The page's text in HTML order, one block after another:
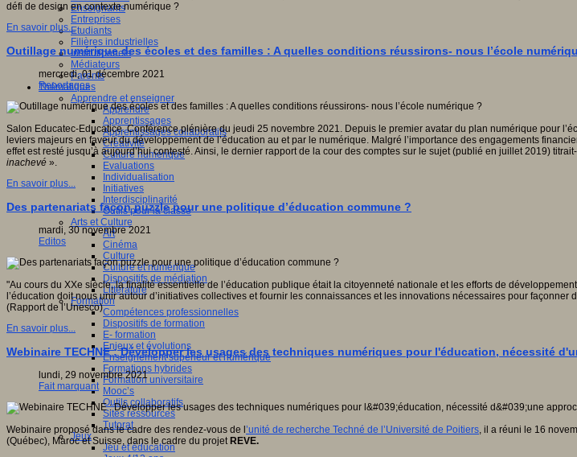
Enseignants
Entreprises
Etudiants
Filières industrielles
Institutionnels
Médiateurs
Parents
Thématiques
Apprendre et enseigner
Apprendre
Apprentissages
Apprentissages collaboratifs
Créativité
Culture numérique
Evaluations
Individualisation
Initiatives
Interdisciplinarité
Outils pour la classe
Arts et Culture
Art
Cinéma
Culture
Culture et numérique
Dispositifs de médiation
Littérature
Formation
Compétences professionnelles
Dispositifs de formation
E- formation
Enjeux et évolutions
Enseignement supérieur et numérique
Formations hybrides
Formation universitaire
Mooc’s
Outils collaboratifs
Sites ressources
Tutorat
Jeux
Jeu et éducation
défi de design en contexte numérique ?
En savoir plus...
Outillage numérique des écoles et des familles : A quelles conditions réussirons- nous l’école
mercredi, 01 décembre 2021
Reportages
Salon Educatec-Educatice. Conférence plénière du jeudi 25 novembre 2021. Depuis le premier avatar du plan numérique pour
leviers majeurs en faveur du développement de l’éducation au et par le numérique. Malgré l’importance des engagements
effet est resté jusqu’à aujourd’hui contesté. Ainsi, le dernier rapport de la cour des comptes sur le sujet (publié en juillet 2019)
inachevé ».
En savoir plus...
Des partenariats façon puzzle pour une politique d’éducation commune ?
mardi, 30 novembre 2021
Editos
"Au cours du XXe siècle, la finalité essentielle de l’éducation publique était la citoyenneté nationale et les efforts de
l’éducation doit nous unir autour d’initiatives collectives et fournir les connaissances et les innovations nécessaires pour
(Rapport de l’Unesco)
En savoir plus...
Webinaire TECHNE : Développer les usages des techniques numériques pour l'éducation, nécessité
lundi, 29 novembre 2021
Fait marquant
Webinaire proposé dans le cadre des rendez-vous de l ’unité de recherche Techné de l’Université de Poitiers, il a réuni le 16
(Québec), Maroc et Suisse, dans le cadre du projet REVE.